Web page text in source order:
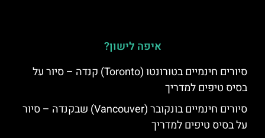
איפה לישון?
סיורים חינמיים בטורונטו (Toronto) קנדה – סיור על
בסיס טיפים למדריך
סיורים חינמיים בונקובר (Vancouver) שבקנדה – סיור
על בסיס טיפים למדריך